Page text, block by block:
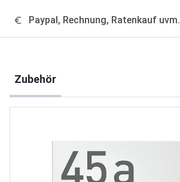
Paypal, Rechnung, Ratenkauf uvm.
Zubehör